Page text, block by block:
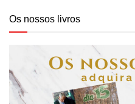
Os nossos livros